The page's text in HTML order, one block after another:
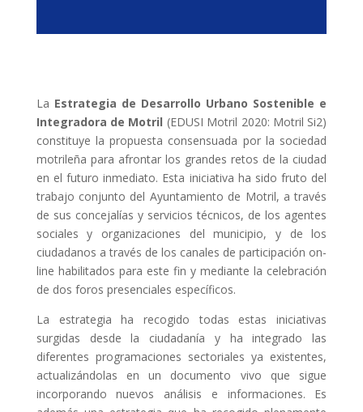
La Estrategia de Desarrollo Urbano Sostenible e
Integradora de Motril (EDUSI Motril 2020: Motril Si2)
constituye la propuesta consensuada por la sociedad
motrileña para afrontar los grandes retos de la ciudad
en el futuro inmediato. Esta iniciativa ha sido fruto del
trabajo conjunto del Ayuntamiento de Motril, a través
de sus concejalías y servicios técnicos, de los agentes
sociales y organizaciones del municipio, y de los
ciudadanos a través de los canales de participación on-
line habilitados para este fin y mediante la celebración
de dos foros presenciales específicos.
La estrategia ha recogido todas estas iniciativas
surgidas desde la ciudadanía y ha integrado las
diferentes programaciones sectoriales ya existentes,
actualizándolas en un documento vivo que sigue
incorporando nuevos análisis e informaciones. Es